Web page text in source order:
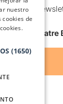
y
de
nuestro
de
(1650)